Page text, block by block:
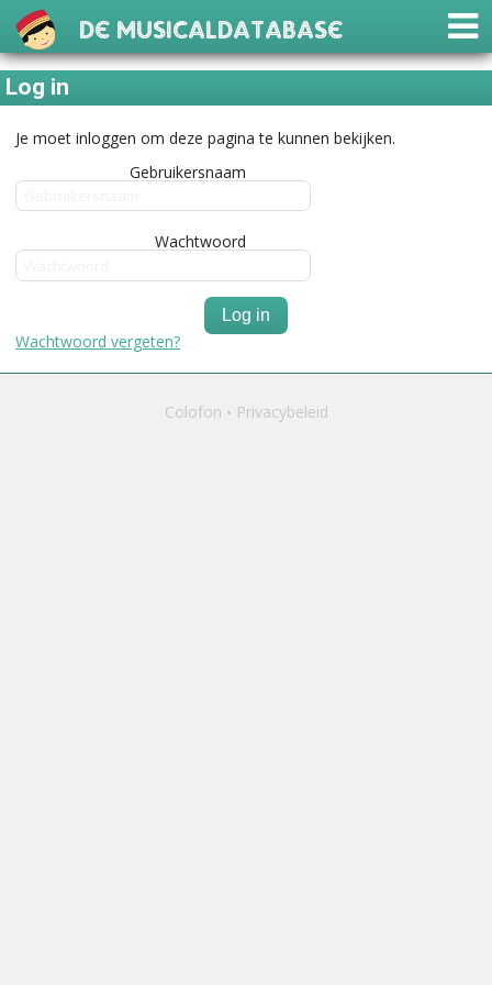
De Musicaldatabase
Log in
Je moet inloggen om deze pagina te kunnen bekijken.
Gebruikersnaam
Wachtwoord
Log in
Wachtwoord vergeten?
Colofon Privacybeleid